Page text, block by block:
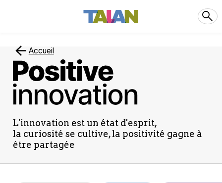
Accueil
Positive
Innovation
L'innovation est un état d'esprit,
la curiosité se cultive, la positivité gagne à
être partagée